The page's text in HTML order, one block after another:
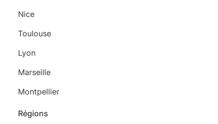
Nice
Toulouse
Lyon
Marseille
Montpellier
Régions